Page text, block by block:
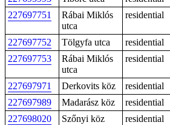
227697751
Rábai Miklós
utca
residential
227697752 Tölgyfa utca residential
227697753
Rábai Miklós
utca
residential
227697971 Derkovits köz residential
227697989
Madarász köz
residential
227698020
Szőnyi köz
residential